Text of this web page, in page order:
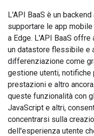
L'API BaaS è un
supportare le app
a Edge. L'API BaaS
un datastore flessibile e
differenziazione come
gestione utenti, notifiche
prestazioni e altro
queste funzionalità con
JavaScript e altri,
concentrarsi sulla
dell'esperienza utente